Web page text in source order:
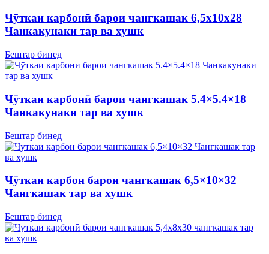
Чӯткаи карбонӣ барои чангкашак 6,5х10х28
Чанкакунаки тар ва хушк
Бештар бинед
Чӯткаи карбонӣ барои чангкашак 5.4×5.4×18
Чанкакунаки тар ва хушк
Бештар бинед
Чӯткаи карбон барои чангкашак 6,5×10×32
Чангкашак тар ва хушк
Бештар бинед